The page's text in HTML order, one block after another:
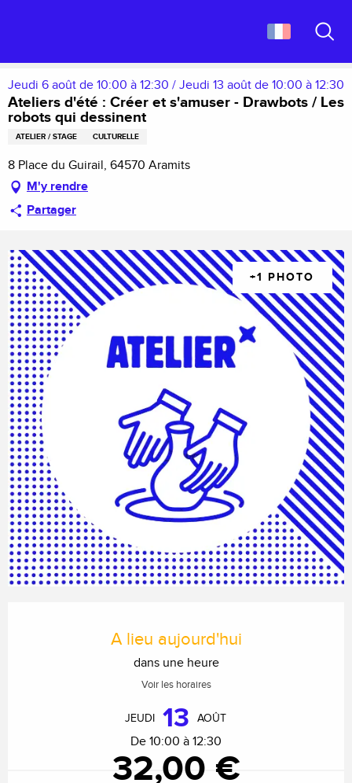
principal
Ateliers d'été : Créer et s'amuser - Drawbots / Les robots qui dessinent
Jeudi 6 août de 10:00 à 12:30 / Jeudi 13 août de 10:00 à 12:30
Ateliers d'été : Créer et s'amuser - Drawbots / Les
robots qui dessinent
ATELIER / STAGE CULTURELLE
8 Place du Guirail, 64570 Aramits
M'y rendre
Partager
+1 PHOTO
A lieu aujourd'hui
dans une heure
Voir les horaires
JEUDI 13 AOÛT
De 10:00 à 12:30
32,00 €